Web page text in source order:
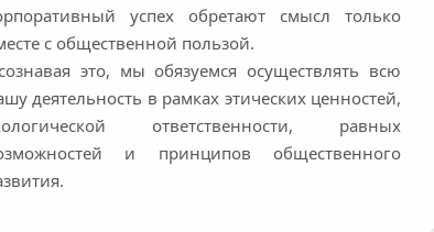
успех обретают смысл только
с общественной пользой.
это, мы обязуемся осуществлять всю
деятельность в рамках этических ценностей,
ответственности, равных
и принципов общественного